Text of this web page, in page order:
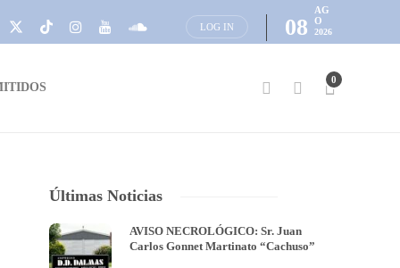
LOG IN 08
AG
O
2026
0
Últimas Noticias
AVISO NECROLÓGICO: Sr. Juan
Carlos Gonnet Martinato “Cachuso”